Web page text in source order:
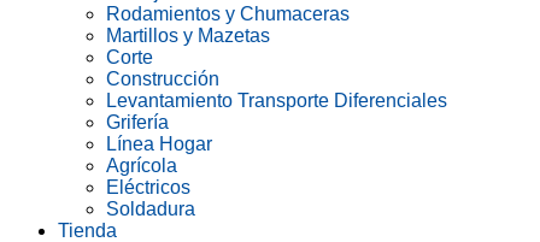
Rodamientos y Chumaceras
Martillos y Mazetas
Corte
Construcción
Levantamiento Transporte Diferenciales
Grifería
Línea Hogar
Agrícola
Eléctricos
Soldadura
Tienda